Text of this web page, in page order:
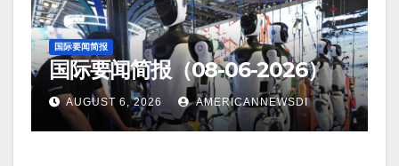
国际要闻简报
国际要闻简报（08-06-2026）
AUGUST 6, 2026 AMERICANNEWSDI